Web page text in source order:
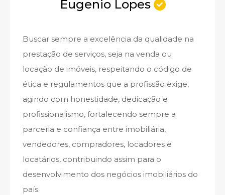
Eugenio Lopes
Buscar sempre a excelência da qualidade na
prestação de serviços, seja na venda ou
locação de imóveis, respeitando o código de
ética e regulamentos que a profissão exige,
agindo com honestidade, dedicação e
profissionalismo, fortalecendo sempre a
parceria e confiança entre imobiliária,
vendedores, compradores, locadores e
locatários, contribuindo assim para o
desenvolvimento dos negócios imobiliários do
país.